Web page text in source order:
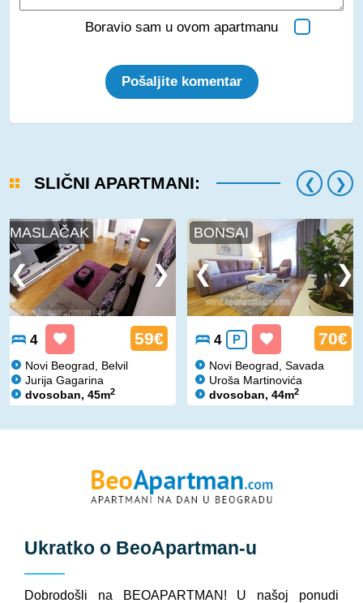
Boravio sam u ovom apartmanu
Pošaljite komentar
SLIČNI APARTMANI:
MASLAČAK
4 59€
Novi Beograd, Belvil
Jurija Gagarina
dvosoban, 45m2
BONSAI
4 P 70€
Novi Beograd, Savada
Uroša Martinovića
dvosoban, 44m2
Ukratko o BeoApartman-u
Dobrodošli na BEOAPARTMAN! U našoj ponudi